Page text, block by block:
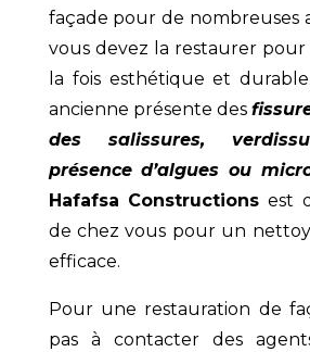
façade pour de nombreuses
vous devez la restaurer pour
la fois esthétique et
ancienne présente des
des salissures,
présence d’algues ou
Hafafsa Constructions est
de chez vous pour un
efficace.
Pour une restauration de
pas à contacter des